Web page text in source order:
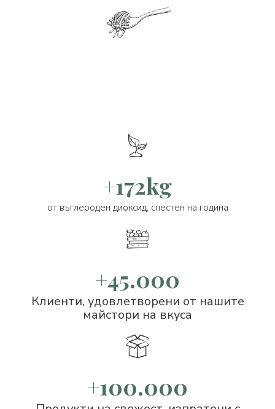
+172kg
от въглероден диоксид, спестен на година
+45.000
Клиенти, удовлетворени от нашите
майстори на вкуса
+100.000